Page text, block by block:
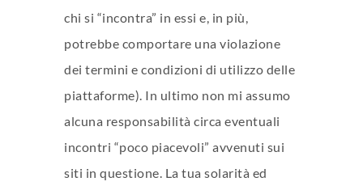
chi si “incontra” in essi e, in più,
potrebbe comportare una violazione
dei termini e condizioni di utilizzo delle
piattaforme). In ultimo non mi assumo
alcuna responsabilità circa eventuali
incontri “poco piacevoli” avvenuti sui
siti in questione. La tua solarità ed